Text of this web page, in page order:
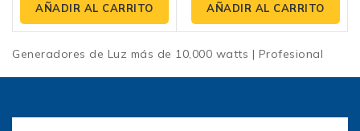
5
AÑADIR AL CARRITO
5
AÑADIR AL CARRITO
Generadores de Luz más de 10,000 watts | Profesional